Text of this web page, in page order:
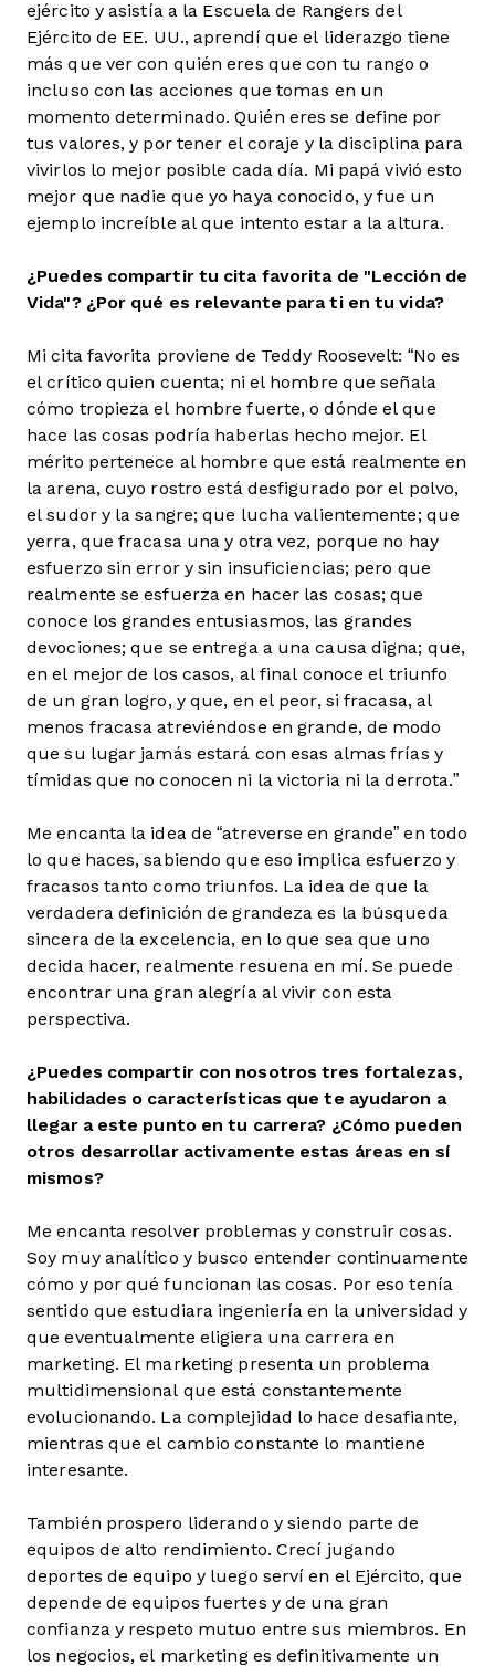
ejército y asistía a la Escuela de Rangers del
Ejército de EE. UU., aprendí que el liderazgo tiene
más que ver con quién eres que con tu rango o
incluso con las acciones que tomas en un
momento determinado. Quién eres se define por
tus valores, y por tener el coraje y la disciplina para
vivirlos lo mejor posible cada día. Mi papá vivió esto
mejor que nadie que yo haya conocido, y fue un
ejemplo increíble al que intento estar a la altura.
¿Puedes compartir tu cita favorita de "Lección de
Vida"? ¿Por qué es relevante para ti en tu vida?
Mi cita favorita proviene de Teddy Roosevelt: “No es
el crítico quien cuenta; ni el hombre que señala
cómo tropieza el hombre fuerte, o dónde el que
hace las cosas podría haberlas hecho mejor. El
mérito pertenece al hombre que está realmente en
la arena, cuyo rostro está desfigurado por el polvo,
el sudor y la sangre; que lucha valientemente; que
yerra, que fracasa una y otra vez, porque no hay
esfuerzo sin error y sin insuficiencias; pero que
realmente se esfuerza en hacer las cosas; que
conoce los grandes entusiasmos, las grandes
devociones; que se entrega a una causa digna; que,
en el mejor de los casos, al final conoce el triunfo
de un gran logro, y que, en el peor, si fracasa, al
menos fracasa atreviéndose en grande, de modo
que su lugar jamás estará con esas almas frías y
tímidas que no conocen ni la victoria ni la derrota.”
Me encanta la idea de “atreverse en grande” en todo
lo que haces, sabiendo que eso implica esfuerzo y
fracasos tanto como triunfos. La idea de que la
verdadera definición de grandeza es la búsqueda
sincera de la excelencia, en lo que sea que uno
decida hacer, realmente resuena en mí. Se puede
encontrar una gran alegría al vivir con esta
perspectiva.
¿Puedes compartir con nosotros tres fortalezas,
habilidades o características que te ayudaron a
llegar a este punto en tu carrera? ¿Cómo pueden
otros desarrollar activamente estas áreas en sí
mismos?
Me encanta resolver problemas y construir cosas.
Soy muy analítico y busco entender continuamente
cómo y por qué funcionan las cosas. Por eso tenía
sentido que estudiara ingeniería en la universidad y
que eventualmente eligiera una carrera en
marketing. El marketing presenta un problema
multidimensional que está constantemente
evolucionando. La complejidad lo hace desafiante,
mientras que el cambio constante lo mantiene
interesante.
También prospero liderando y siendo parte de
equipos de alto rendimiento. Crecí jugando
deportes de equipo y luego serví en el Ejército, que
depende de equipos fuertes y de una gran
confianza y respeto mutuo entre sus miembros. En
los negocios, el marketing es definitivamente un